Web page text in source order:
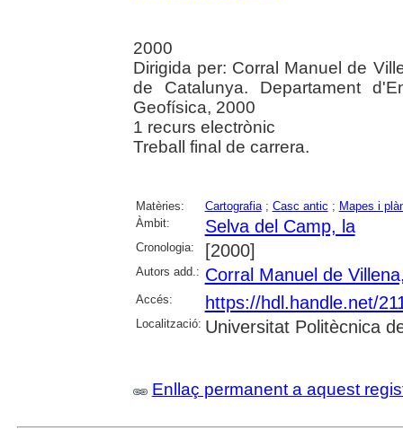
2000
Dirigida per: Corral Manuel de
de Catalunya. Departament
Geofísica, 2000
1 recurs electrònic
Treball final de carrera.
Matèries: Cartografia; Casc antic ; Mapes i
Àmbit:
Selva del Camp, la
Cronologia: [2000]
Autors add.: Corral Manuel de
Accés: https://hdl.handle.net/
Localització: Universitat Politècnica
Enllaç permanent a aquest